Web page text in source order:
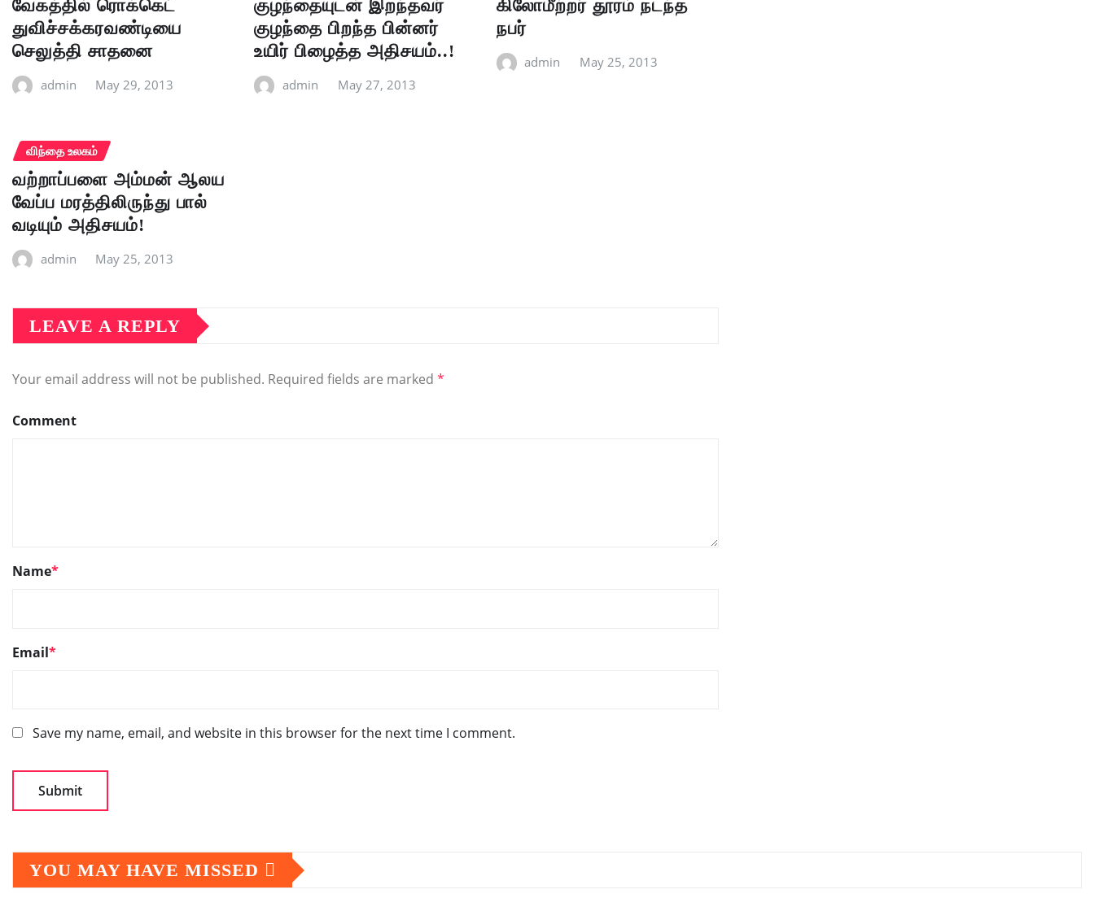
வேகத்தில் ரொக்கெட்
துவிச்சக்கரவண்டியை
செலுத்தி சாதனை
admin May 29, 2013
குழந்தையுடன் இறந்தவர்
குழந்தை பிறந்த பின்னர்
உயிர் பிழைத்த அதிசயம்..!
admin May 27, 2013
கிலோமீற்றர் தூரம் நடந்த
நபர்
admin May 25, 2013
விந்தை உலகம்
வற்றாப்பளை அம்மன் ஆலய
வேப்ப மரத்திலிருந்து பால்
வடியும் அதிசயம்!
admin May 25, 2013
LEAVE A REPLY
Your email address will not be published. Required fields are marked *
Comment
Name*
Email*
Save my name, email, and website in this browser for the next time I comment.
YOU MAY HAVE MISSED